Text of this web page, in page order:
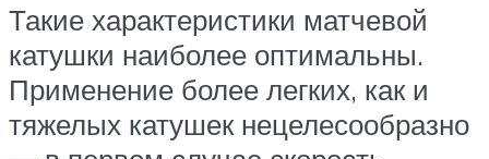
Такие характеристики матчевой
катушки наиболее оптимальны.
Применение более легких, как и
тяжелых катушек нецелесообразно